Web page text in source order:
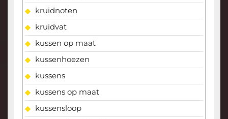
kruidnoten
kruidvat
kussen op maat
kussenhoezen
kussens
kussens op maat
kussensloop